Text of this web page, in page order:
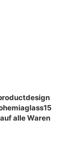
alle Waren